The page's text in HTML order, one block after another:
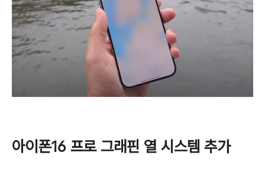
아이폰16 프로 그래핀 열 시스템 추가